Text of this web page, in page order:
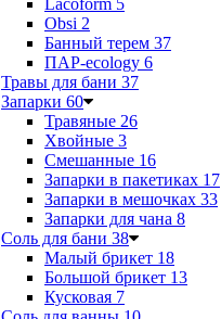
Lacoform 5
Obsi 2
Банный терем 37
ПАР-ecology 6
Травы для бани 37
Запарки 60
Травяные 26
Хвойные 3
Смешанные 16
Запарки в пакетиках 17
Запарки в мешочках 33
Запарки для чана 8
Соль для бани 38
Малый брикет 18
Большой брикет 13
Кусковая 7